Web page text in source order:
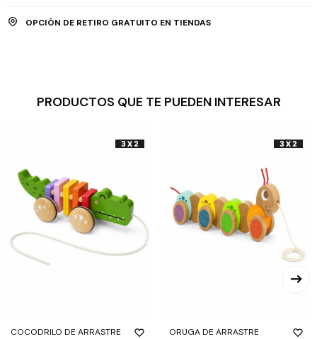
OPCIÓN DE RETIRO GRATUITO EN TIENDAS
PRODUCTOS QUE TE PUEDEN INTERESAR
COCODRILO DE ARRASTRE ORUGA DE ARRASTRE